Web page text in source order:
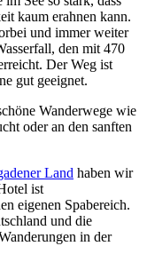
kaum erahnen kann.
und immer weiter
den mit 470
Der Weg ist
gut geeignet.
Wanderwege wie
oder an den sanften
Land haben wir
ist
eigenen Spabereich.
und die
in der